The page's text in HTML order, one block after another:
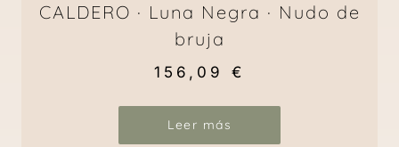
CALDERO · Luna Negra · Nudo de
bruja
156,09 €
Leer más